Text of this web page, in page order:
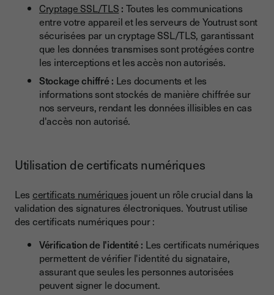
Cryptage SSL/TLS : Toutes les communications
entre votre appareil et les serveurs de Youtrust sont
sécurisées par un cryptage SSL/TLS, garantissant
que les données transmises sont protégées contre
les interceptions et les accès non autorisés.
Stockage chiffré : Les documents et les
informations sont stockés de manière chiffrée sur
nos serveurs, rendant les données illisibles en cas
d'accès non autorisé.
Utilisation de certificats numériques
Les certificats numériques jouent un rôle crucial dans la
validation des signatures électroniques. Youtrust utilise
des certificats numériques pour :
Vérification de l'identité : Les certificats numériques
permettent de vérifier l'identité du signataire,
assurant que seules les personnes autorisées
peuvent signer le document.